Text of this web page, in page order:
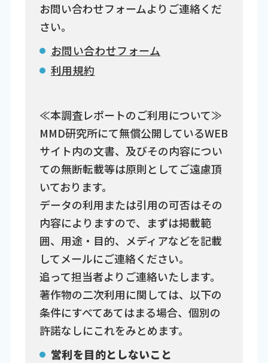
お問い合わせフォームよりご連絡くだ
さい。
お問い合わせフォーム
利用規約
≪本調査レポートのご利用について≫
MMD研究所にて無償公開しているWEB
サイト内の文書、及びその内容につい
ての無断転載等は原則としてご遠慮頂
いております。
データの利用または引用の可否はその
内容によりますので、まずは掲載範
囲、用途・目的、メディアなどを記載
してメールにご連絡ください。
追って担当者よりご連絡いたします。
著作物の二次利用に関しては、以下の
条件にすべてあてはまる場合、個別の
許諾なしにこれをみとめます。
営利を目的としないこと